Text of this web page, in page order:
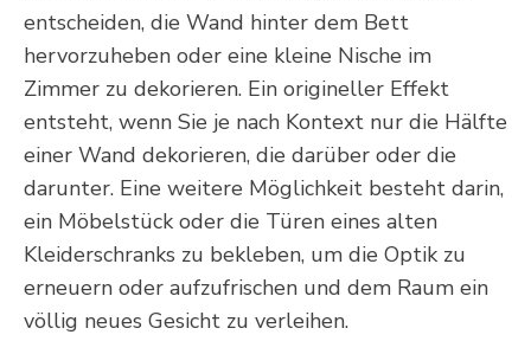
entscheiden, die Wand hinter dem Bett
hervorzuheben oder eine kleine Nische im
Zimmer zu dekorieren. Ein origineller Effekt
entsteht, wenn Sie je nach Kontext nur die Hälfte
einer Wand dekorieren, die darüber oder die
darunter. Eine weitere Möglichkeit besteht darin,
ein Möbelstück oder die Türen eines alten
Kleiderschranks zu bekleben, um die Optik zu
erneuern oder aufzufrischen und dem Raum ein
völlig neues Gesicht zu verleihen.